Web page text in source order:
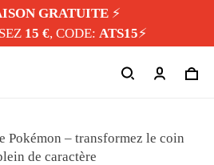
GRATUITE⚡️
15 €, CODE: ATS15⚡️
Pokémon – transformez le coin
de caractère